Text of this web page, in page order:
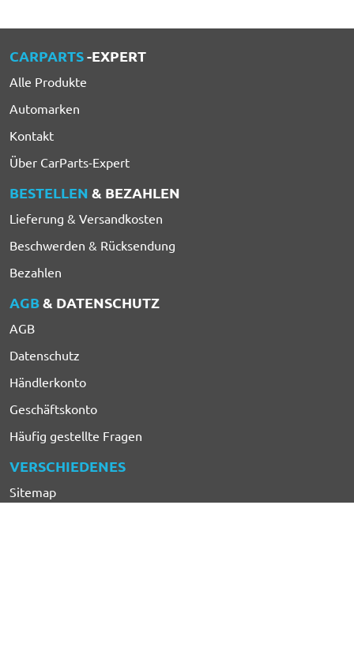
CARPARTS-EXPERT
Alle Produkte
Automarken
Kontakt
Über CarParts-Expert
BESTELLEN & BEZAHLEN
Lieferung & Versandkosten
Beschwerden & Rücksendung
Bezahlen
AGB& DATENSCHUTZ
AGB
Datenschutz
Händlerkonto
Geschäftskonto
Häufig gestellte Fragen
VERSCHIEDENES
Sitemap